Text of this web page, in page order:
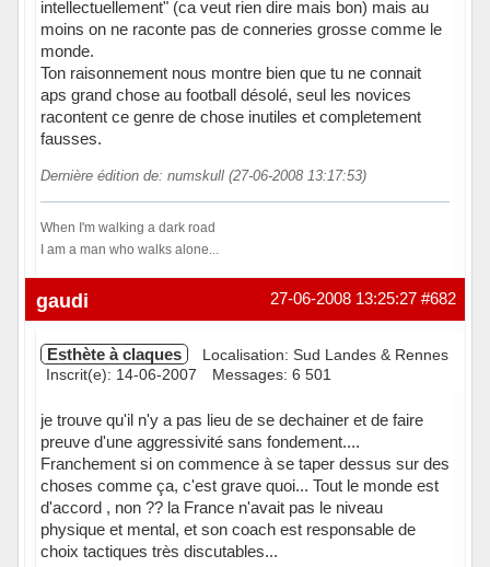
intellectuellement" (ca veut rien dire mais bon) mais au
moins on ne raconte pas de conneries grosse comme le
monde.
Ton raisonnement nous montre bien que tu ne connait
aps grand chose au football désolé, seul les novices
racontent ce genre de chose inutiles et completement
fausses.
Dernière édition de: numskull (27-06-2008 13:17:53)
When I'm walking a dark road
I am a man who walks alone...
Hors ligne #682
27-06-2008 13:25:27
gaudi
Esthète à claques
Localisation: Sud Landes & Rennes
Inscrit(e): 14-06-2007
Messages: 6 501
je trouve qu'il n'y a pas lieu de se dechainer et de faire
preuve d'une aggressivité sans fondement....
Franchement si on commence à se taper dessus sur des
choses comme ça, c'est grave quoi... Tout le monde est
d'accord , non ?? la France n'avait pas le niveau
physique et mental, et son coach est responsable de
choix tactiques très discutables...